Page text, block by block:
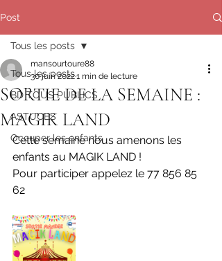
Post
Tous les posts
BD TOUS PUBLICS
ASTUCES
Occuper les enfants
Tous les posts
SORTIE DE LA SEMAINE :
MAGIK LAND
mansourtoure88
30 juin 20221 min de lecture
Cette semaine nous amenons les
enfants au MAGIK LAND !
Pour participer appelez le 77 856 85
62